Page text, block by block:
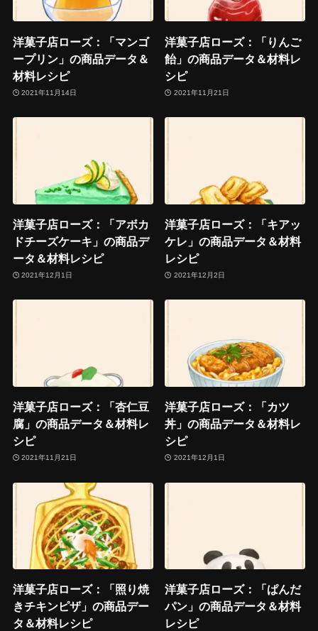
洋菓子店ローズ：「マンゴ
ープリン」の商品データ＆
材料レシピ
2021年11月14日
洋菓子店ローズ：「りんご
飴」の商品データ＆材料レ
シピ
2021年11月21日
洋菓子店ローズ：「アボカ
ドチーズケーキ」の商品デ
ータ＆材料レシピ
2021年12月1日
洋菓子店ローズ：「キアッ
ケレ」の商品データ＆材料
レシピ
2021年12月2日
洋菓子店ローズ：「杏仁豆
腐」の商品データ＆材料レ
シピ
2021年11月21日
洋菓子店ローズ：「カツ
丼」の商品データ＆材料レ
シピ
2021年12月1日
洋菓子店ローズ：「照り焼
きチキンピザ」の商品デー
タ＆材料レシピ
洋菓子店ローズ：「ぱんだ
パン」の商品データ＆材料
レシピ